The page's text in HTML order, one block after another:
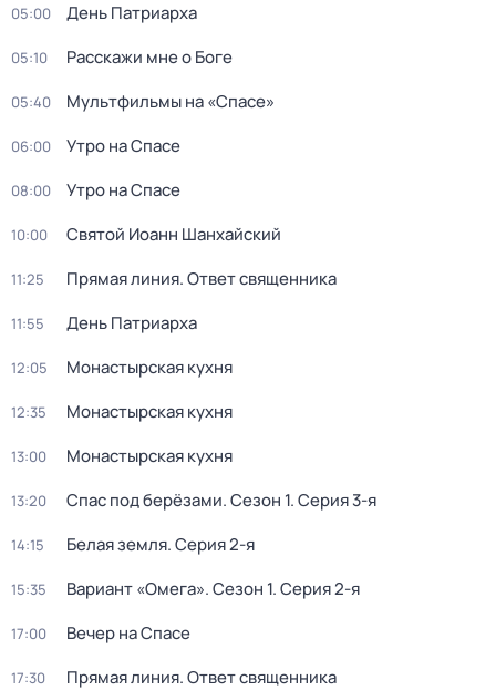
05:00 День Патриарха
05:10 Расскажи мне о Боге
05:40 Мультфильмы на «Спасе»
06:00 Утро на Спасе
08:00 Утро на Спасе
10:00 Святой Иоанн Шанхайский
11:25 Прямая линия. Ответ священника
11:55 День Патриарха
12:05 Монастырская кухня
12:35 Монастырская кухня
13:00 Монастырская кухня
13:20 Спас под берёзами. Сезон 1. Серия 3-я
14:15 Белая земля. Серия 2-я
15:35 Вариант «Омега». Сезон 1. Серия 2-я
17:00 Вечер на Спасе
17:30 Прямая линия. Ответ священника